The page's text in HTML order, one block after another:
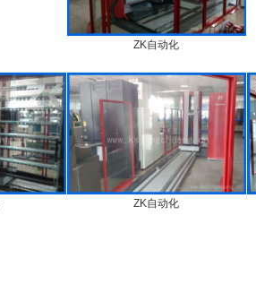
ZK自动化
ZK自动化